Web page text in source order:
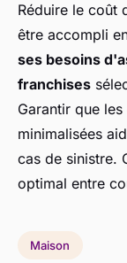
Réduire le coût
être accompli
ses besoins
franchises
Garantir que
minimalisées
cas de sinistre.
optimal entre
Maison